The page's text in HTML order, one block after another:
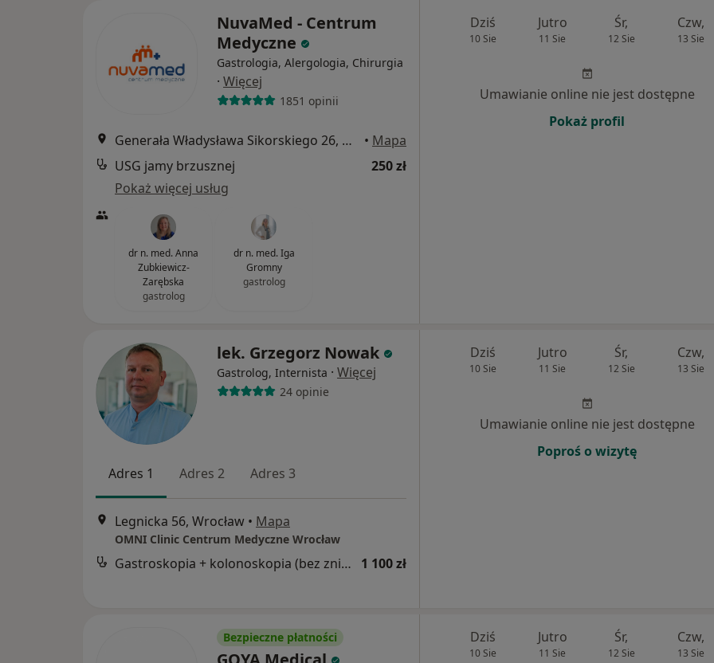
NuvaMed - Centrum
Medyczne
Gastrologia, Alergologia, Chirurgia
· Więcej
1851 opinii
Generała Władysława Sikorskiego 26, Wrocław • Mapa
USG jamy brzusznej
250 zł
Pokaż więcej usług
dr n. med. Anna
Zubkiewicz-
Zarębska
gastrolog
dr n. med. Iga
Gromny
gastrolog
Dziś
10 Sie
Jutro
11 Sie
Śr,
12 Sie
Czw,
13 Sie
Umawianie online nie jest dostępne
Pokaż profil
lek. Grzegorz Nowak
Gastrolog, Internista · Więcej
24 opinie
Adres 1 Adres 2 Adres 3
Legnicka 56, Wrocław • Mapa
OMNI Clinic Centrum Medyczne Wrocław
Gastroskopia + kolonoskopia (bez znieczulenia) 1 100 zł
Dziś
10 Sie
Jutro
11 Sie
Śr,
12 Sie
Czw,
13 Sie
Umawianie online nie jest dostępne
Poproś o wizytę
Bezpieczne płatności Dziś
10 Sie
Jutro
11 Sie
Śr,
12 Sie
Czw,
13 Sie